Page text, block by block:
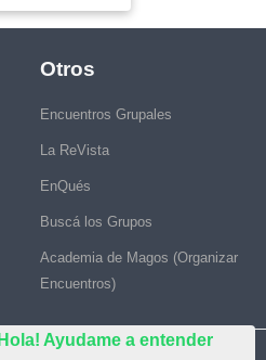
Ayudame a entender
Otros
Encuentros Grupales
La ReVista
EnQués
Buscá los Grupos
Academia de Magos (Organizar
Encuentros)